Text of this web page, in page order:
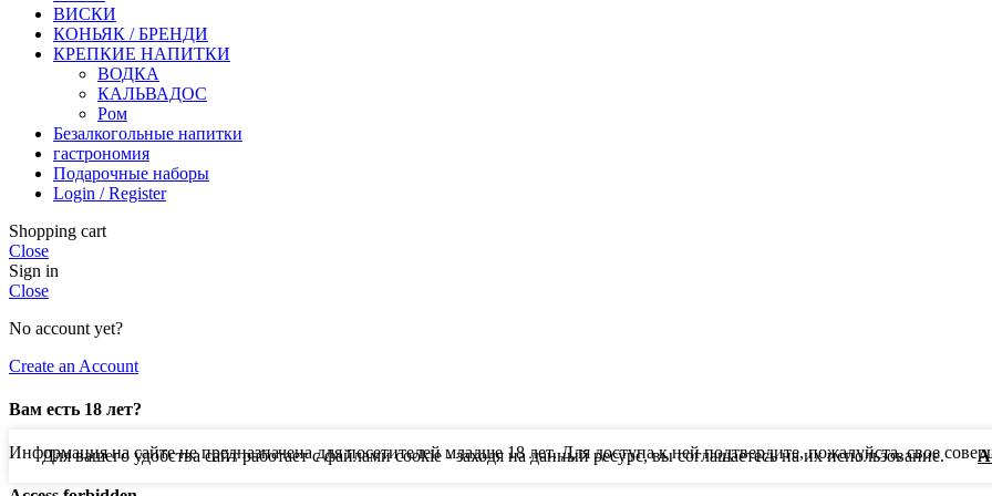
ВИСКИ
КОНЬЯК / БРЕНДИ
КРЕПКИЕ НАПИТКИ
ВОДКА
КАЛЬВАДОС
Ром
Безалкогольные напитки
гастрономия
Подарочные наборы
Login / Register
Shopping cart
Close
Sign in
Close
No account yet?
Create an Account
Для вашего удобства сайт работает с файлами cookie - заходя на данный ресурс, вы соглашаетесь на их использование.
Вам есть 18 лет?
Информация на сайте не предназначена для посетителей младше 18 лет. Для доступа к ней подтвердите, пожалуйста, свое